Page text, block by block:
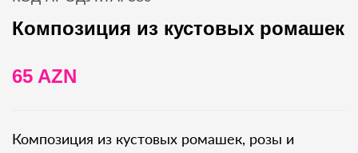
Композиция из кустовых ромашек
65 AZN
Композиция из кустовых ромашек, розы и